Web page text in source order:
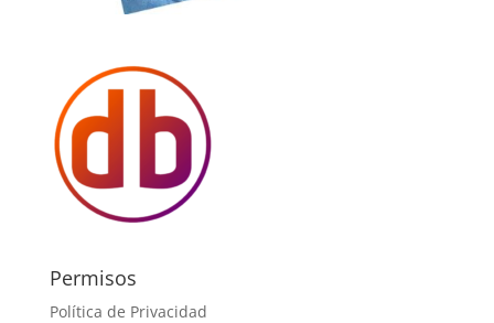
Permisos
Política de Privacidad